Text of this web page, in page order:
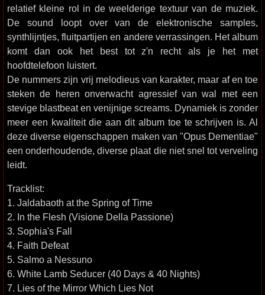
relatief kleine rol in de weelderige textuur van de muziek.
De sound loopt over van de elektronische samples,
synthlijntjes, fluitpartijen en andere verrassingen. Het album
komt dan ook het best tot z'n recht als je het met
hoofdtelefoon luistert.
De nummers zijn vrij melodieus van karakter, maar af en toe
steken de heren onverwacht agressief van wal met een
stevige blastbeat en venijnige screams. Dynamiek is zonder
meer een kwaliteit die aan dit album toe te schrijven is. Al
deze diverse eigenschappen maken van "Opus Dementiae"
een onderhoudende, diverse plaat die niet snel tot verveling
leidt.
Tracklist:
1. Jaldabaoth at the Spring of Time
2. In the Flesh (Visione Della Passione)
3. Sophia's Fall
4. Faith Defeat
5. Salmo a Nessuno
6. White Lamb Seducer (40 Days & 40 Nights)
7. Lies of the Mirror Which Lies Not